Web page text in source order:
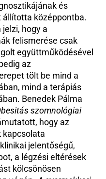
és
középpontba.
hogy a
felismerése csak
együttműködésével
az
tölt be mind a
mind a terápiás
Benedek Pálma
szomnológiai
hogy az
kapcsolata
jelentőségű,
a légzési eltérések
kölcsönösen